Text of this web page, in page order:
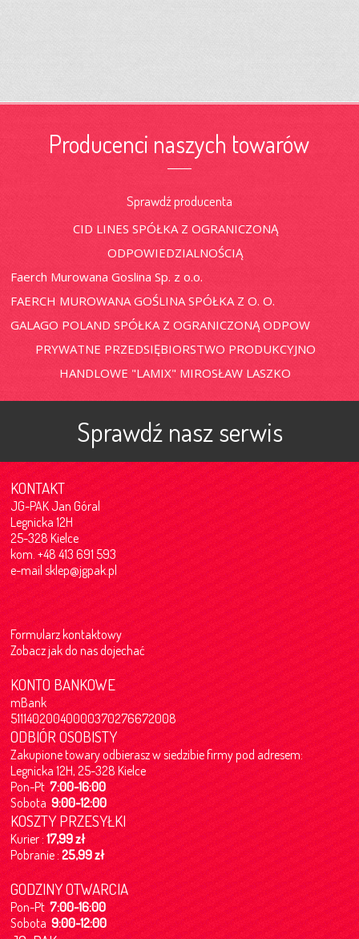
Producenci naszych towarów
Sprawdź producenta
CID LINES SPÓŁKA Z OGRANICZONĄ
ODPOWIEDZIALNOŚCIĄ
Faerch Murowana Goslina Sp. z o.o.
FAERCH MUROWANA GOŚLINA SPÓŁKA Z O. O.
GALAGO POLAND SPÓŁKA Z OGRANICZONĄ ODPOW
PRYWATNE PRZEDSIĘBIORSTWO PRODUKCYJNO
HANDLOWE "LAMIX" MIROSŁAW LASZKO
Sprawdź nasz serwis
KONTAKT
JG-PAK Jan Góral
Legnicka 12H
25-328 Kielce
kom. +48 413 691 593
e-mailsklep@jgpak.pl
Formularz kontaktowy
Zobacz jak do nas dojechać
KONTO BANKOWE
mBank
51114020040000370276672008
ODBIÓR OSOBISTY
Zakupione towary odbierasz w siedzibie firmy pod adresem:
Legnicka 12H, 25-328 Kielce
Pon-Pt7:00-16:00
Sobota9:00-12:00
KOSZTY PRZESYŁKI
Kurier :17,99 zł
Pobranie :25,99 zł
GODZINY OTWARCIA
Pon-Pt7:00-16:00
Sobota9:00-12:00